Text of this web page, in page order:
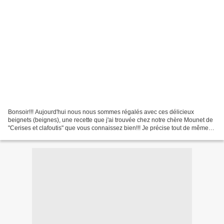
Bonsoir!!! Aujourd'hui nous nous sommes régalés avec ces délicieux
beignets (beignes), une recette que j'ai trouvée chez notre chère Mounet de
"Cerises et clafoutis" que vous connaissez bien!!! Je précise tout de même